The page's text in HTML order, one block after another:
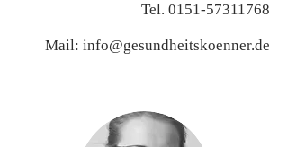
Tel. 0151-57311768
Mail: info@gesundheitskoenner.de